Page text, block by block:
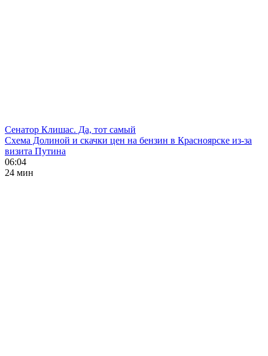
Сенатор Клишас. Да, тот самый
Схема Долиной и скачки цен на бензин в Красноярске из-за
визита Путина
06:04
24 мин